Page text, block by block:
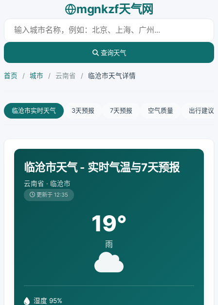
mgnkzf天气网
查询天气
首页 / 城市 / 云南省 / 临沧市天气详情
临沧市实时天气 3天预报 7天预报 空气质量 出行建议
临沧市天气 - 实时气温与7天预报
云南省 · 临沧市
更新于 12:35
19°
雨
湿度 95%